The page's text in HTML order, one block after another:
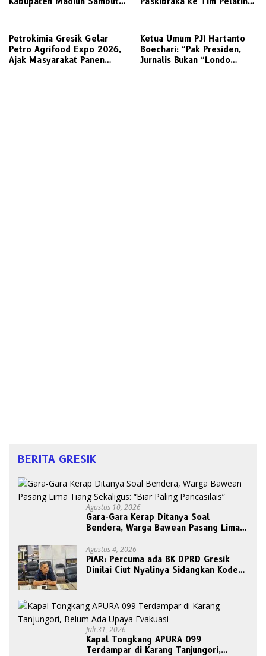
Regulasi Koperasi
Petrokimia Gresik Gelar
Petro Agrifood Expo 2026,
Ajak Masyarakat Panen
Ketua Umum PJI Hartanto
Boechari: “Pak Presiden,
Jurnalis Bukan “Londo
BERITA GRESIK
Agustus 10, 2026
Gara-Gara Kerap Ditanya Soal
Bendera, Warga Bawean Pasang Lima
Pancasilais”
Agustus 4, 2026
PiAR: Percuma ada BK DPRD Gresik
Dinilai Ciut Nyalinya Sidangkan Kode
Juli 31, 2026
Kapal Tongkang APURA 099
Terdampar di Karang Tanjungori,